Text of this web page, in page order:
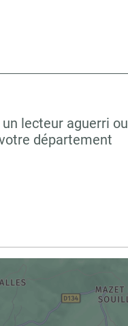
un lecteur aguerri ou
département